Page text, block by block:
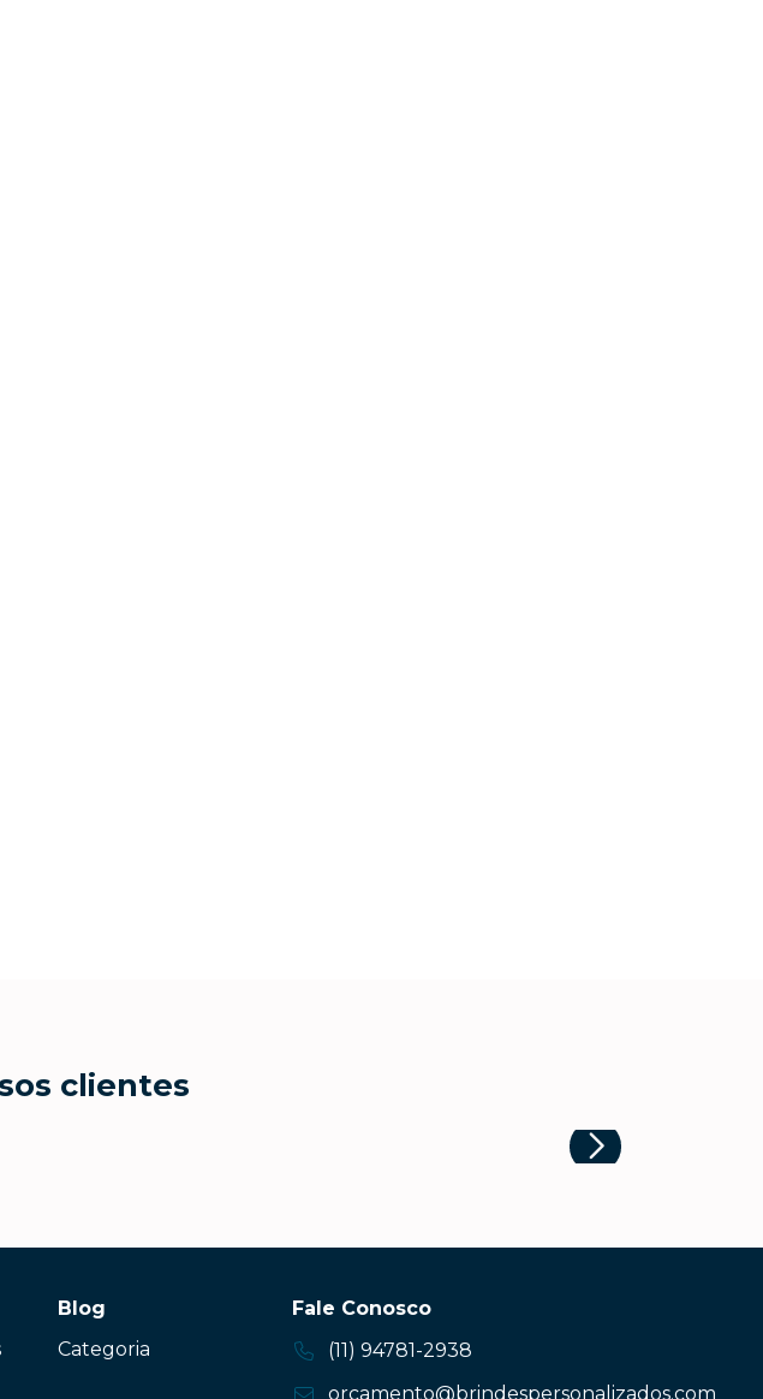
clientes
Blog
Categoria
Fale Conosco
(11) 94781-2938
orcamento@brindespersonalizados.com
para fins de
a qualquer